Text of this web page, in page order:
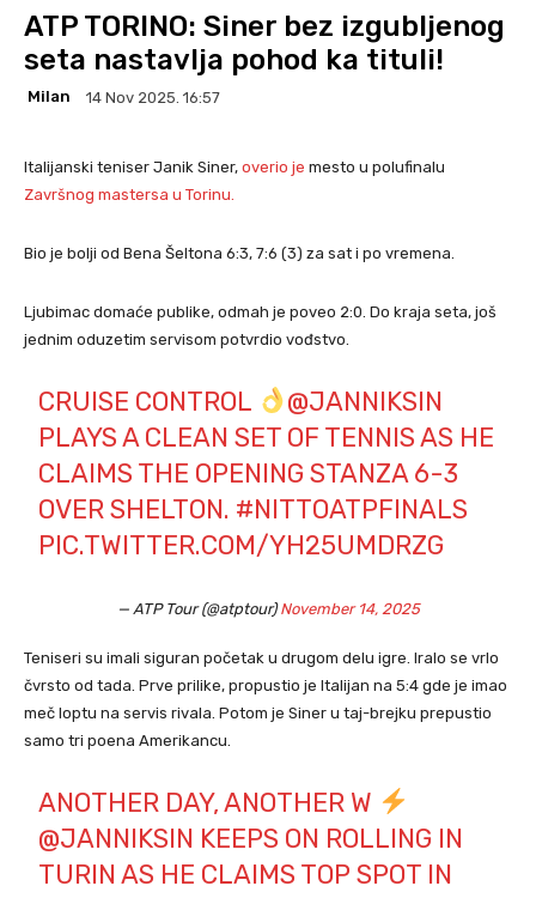
ATP TORINO: Siner bez izgubljenog
seta nastavlja pohod ka tituli!
Milan 14 Nov 2025. 16:57
Italijanski teniser Janik Siner, overio je mesto u polufinalu
Završnog mastersa u Torinu.
Bio je bolji od Bena Šeltona 6:3, 7:6 (3) za sat i po vremena.
Ljubimac domaće publike, odmah je poveo 2:0. Do kraja seta, još
jednim oduzetim servisom potvrdio vođstvo.
CRUISE CONTROL
@JANNIKSIN
PLAYS A CLEAN SET OF TENNIS AS HE
CLAIMS THE OPENING STANZA 6-3
OVER SHELTON. #NITTOATPFINALS
PIC.TWITTER.COM/YH25UMDRZG
— ATP Tour (@atptour)November 14, 2025
Teniseri su imali siguran početak u drugom delu igre. Iralo se vrlo
čvrsto od tada. Prve prilike, propustio je Italijan na 5:4 gde je imao
meč loptu na servis rivala. Potom je Siner u taj-brejku prepustio
samo tri poena Amerikancu.
ANOTHER DAY, ANOTHER W
@JANNIKSIN KEEPS ON ROLLING IN
TURIN AS HE CLAIMS TOP SPOT IN